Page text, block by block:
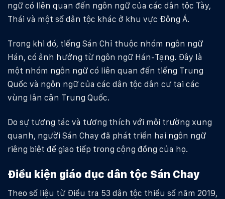
ngữ có liên quan đến ngôn ngữ của các dân tộc Tày,
Thái và một số dân tộc khác ở khu vực Đông Á.
Trong khi đó, tiếng Sán Chỉ thuộc nhóm ngôn ngữ
Hán, có ảnh hưởng từ ngôn ngữ Hán-Tạng. Đây là
một nhóm ngôn ngữ có liên quan đến tiếng Trung
Quốc và ngôn ngữ của các dân tộc dân cư tại các
vùng lân cận Trung Quốc.
Do sự tương tác và tương thích với môi trường xung
quanh, người Sán Chay đã phát triển hai ngôn ngữ
riêng biệt để giao tiếp trong cộng đồng của họ.
Điều kiện giáo dục dân tộc Sán Chay
Theo số liệu từ Điều tra 53 dân tộc thiểu số năm 2019,